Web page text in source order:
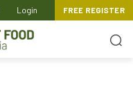
Login FREE REGISTER